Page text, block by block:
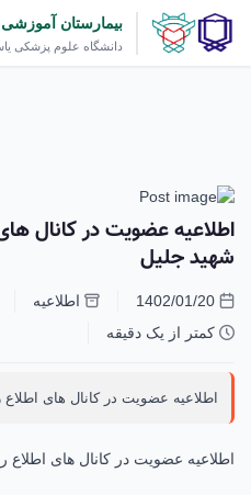
بیمارستان
دانشگاه علوم پزشکی
اطلاعیه عضویت در کانال
شهید جلیل
1402/01/20 اطلاعیه
کمتر از یک دقیقه
اطلاعیه عضویت در کانال های
اطلاعیه عضویت در کانال های اطلاع